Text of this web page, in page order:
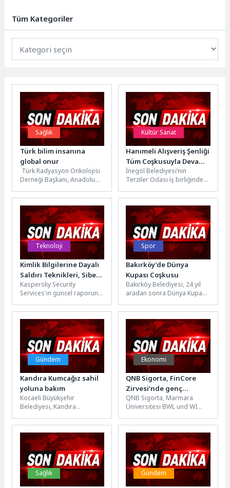
Tüm Kategoriler
Sağlık
Türk bilim insanına
global onur
Türk Radyasyon Onkolojisi
Derneği Başkanı, Anadolu
Radyasyon Onkolojisi
Uzmanı ve Bölüm
Direktörü...
Kültür Sanat
Hanımeli Alışveriş Şenliği
Tüm Coşkusuyla Devam
Ediyor
İnegöl Belediyesi’nin
Terziler Odası iş birliğinde
Hanımeli Alışveriş Şenliği
tüm coşkusuyla...
Teknoloji
Kimlik Bilgilerine Dayalı
Saldırı Teknikleri, Siber
Saldırganların En Etkili
Yöntemleri Arasında Yer
Alıyor
Kaspersky Security
Services'ın güncel raporuna
yetkili hesapların suistimal
edilmesi, 2025'te siber...
Spor
Bakırköy’de Dünya
Kupası Coşkusu
Bakırköy Belediyesi, 24 yıl
aradan sonra Dünya Kupası
A Milli Futbol Takımı’nın...
Gündem
Kandıra Kumcağız sahil
yoluna bakım
Kocaeli Büyükşehir
Belediyesi, Kandıra
bakım ve onarım çalışması
yapıyor. Bu kapsamda
Kumcağız...
Ekonomi
QNB Sigorta, FinCore
Zirvesi’nde genç
yeteneklerle buluştu
QNB Sigorta, Marmara
Üniversitesi BWL und WI
düzenlenen FinCore
Zirvesi’ne katılarak finans
ve...
Sağlık Gündem